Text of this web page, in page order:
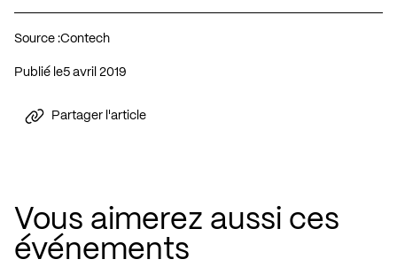
Source :Contech
Publié le 5 avril 2019
Partager l'article
Vous aimerez aussi ces
événements